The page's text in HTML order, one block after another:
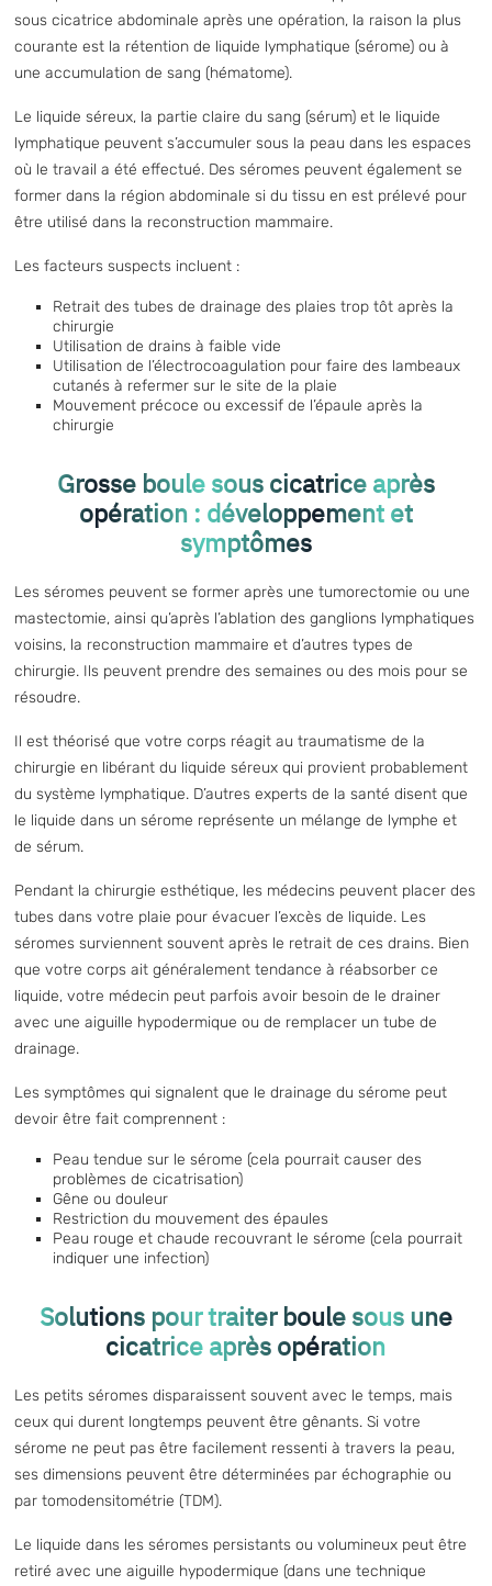
sous cicatrice abdominale après une opération, la raison la plus
courante est la rétention de liquide lymphatique (sérome) ou à
une accumulation de sang (hématome).
Le liquide séreux, la partie claire du sang (sérum) et le liquide
lymphatique peuvent s’accumuler sous la peau dans les espaces
où le travail a été effectué. Des séromes peuvent également se
former dans la région abdominale si du tissu en est prélevé pour
être utilisé dans la reconstruction mammaire.
Les facteurs suspects incluent :
Retrait des tubes de drainage des plaies trop tôt après la
chirurgie
Utilisation de drains à faible vide
Utilisation de l’électrocoagulation pour faire des lambeaux
cutanés à refermer sur le site de la plaie
Mouvement précoce ou excessif de l’épaule après la
chirurgie
Grosse boule sous cicatrice après
opération : développement et
symptômes
Les séromes peuvent se former après une tumorectomie ou une
mastectomie, ainsi qu’après l’ablation des ganglions lymphatiques
voisins, la reconstruction mammaire et d’autres types de
chirurgie. Ils peuvent prendre des semaines ou des mois pour se
résoudre.
Il est théorisé que votre corps réagit au traumatisme de la
chirurgie en libérant du liquide séreux qui provient probablement
du système lymphatique. D’autres experts de la santé disent que
le liquide dans un sérome représente un mélange de lymphe et
de sérum.
Pendant la chirurgie esthétique, les médecins peuvent placer des
tubes dans votre plaie pour évacuer l’excès de liquide. Les
séromes surviennent souvent après le retrait de ces drains. Bien
que votre corps ait généralement tendance à réabsorber ce
liquide, votre médecin peut parfois avoir besoin de le drainer
avec une aiguille hypodermique ou de remplacer un tube de
drainage.
Les symptômes qui signalent que le drainage du sérome peut
devoir être fait comprennent :
Peau tendue sur le sérome (cela pourrait causer des
problèmes de cicatrisation)
Gêne ou douleur
Restriction du mouvement des épaules
Peau rouge et chaude recouvrant le sérome (cela pourrait
indiquer une infection)
Solutions pour traiter boule sous une
cicatrice après opération
Les petits séromes disparaissent souvent avec le temps, mais
ceux qui durent longtemps peuvent être gênants. Si votre
sérome ne peut pas être facilement ressenti à travers la peau,
ses dimensions peuvent être déterminées par échographie ou
par tomodensitométrie (TDM).
Le liquide dans les séromes persistants ou volumineux peut être
retiré avec une aiguille hypodermique (dans une technique